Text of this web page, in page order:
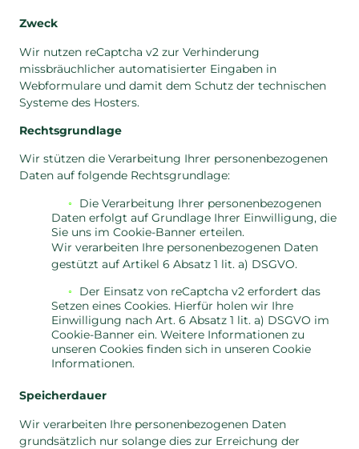
Zweck
Wir nutzen reCaptcha v2 zur Verhinderung
missbräuchlicher automatisierter Eingaben in
Webformulare und damit dem Schutz der technischen
Systeme des Hosters.
Rechtsgrundlage
Wir stützen die Verarbeitung Ihrer personenbezogenen
Daten auf folgende Rechtsgrundlage:
Die Verarbeitung Ihrer personenbezogenen
Daten erfolgt auf Grundlage Ihrer Einwilligung, die
Sie uns im Cookie-Banner erteilen.
Wir verarbeiten Ihre personenbezogenen Daten
gestützt auf Artikel 6 Absatz 1 lit. a) DSGVO.
Der Einsatz von reCaptcha v2 erfordert das
Setzen eines Cookies. Hierfür holen wir Ihre
Einwilligung nach Art. 6 Absatz 1 lit. a) DSGVO im
Cookie-Banner ein. Weitere Informationen zu
unseren Cookies finden sich in unseren Cookie
Informationen.
Speicherdauer
Wir verarbeiten Ihre personenbezogenen Daten
grundsätzlich nur solange dies zur Erreichung der